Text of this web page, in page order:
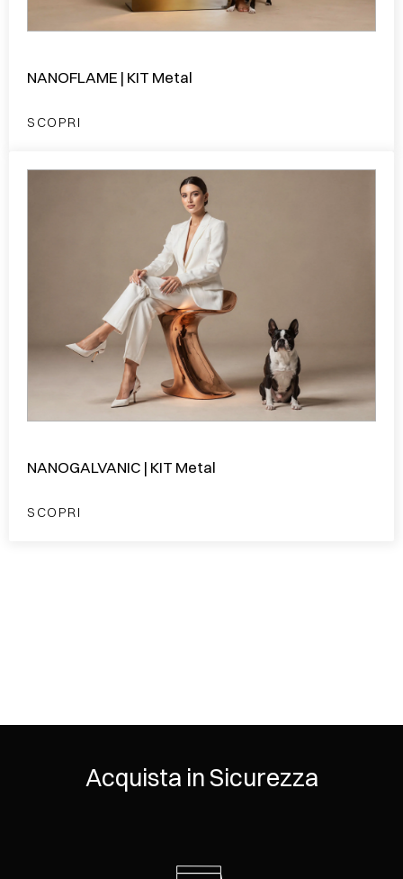
NANOFLAME | KIT Metal
SCOPRI
NANOGALVANIC | KIT Metal
SCOPRI
Acquista in Sicurezza